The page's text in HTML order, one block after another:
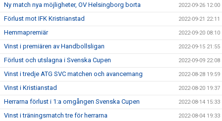
Ny match nya möjligheter, OV Helsingborg borta 2022-09-26 12:00
Förlust mot IFK Kristrianstad 2022-09-21 22:11
Hemmapremiär 2022-09-20 08:10
Vinst i premiären av Handbollsligan 2022-09-15 21:55
Förlust och utslagna i Svenska Cupen 2022-09-09 22:08
Vinst i tredje ATG SVC matchen och avancemang 2022-08-28 19:59
Vinst i Kristianstad 2022-08-20 19:37
Herrarna förlust i 1:a omgången Svenska Cupen 2022-08-14 15:33
Vinst i träningsmatch tre för herrarna 2022-08-04 19:33